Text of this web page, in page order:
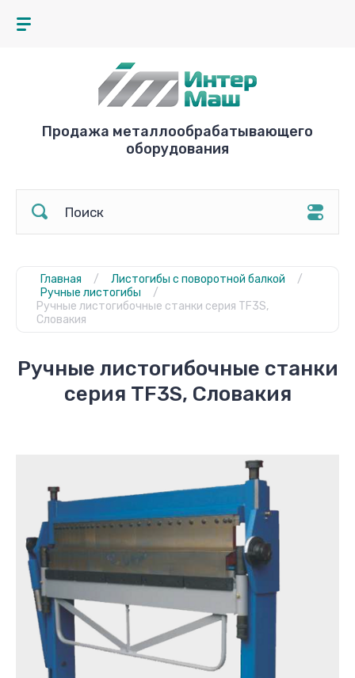
Продажа металлообрабатывающего
оборудования
Главная / Листогибы с поворотной балкой
/
Ручные листогибы
/
Ручные листогибочные станки серия TF3S,
Словакия
Ручные листогибочные станки
серия TF3S, Словакия